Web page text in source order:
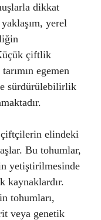
dikkat
yerel
çiftlik
egemen
sürdürülebilirlik
elindeki
Bu tohumlar,
yetiştirilmesinde
kaynaklardır.
tohumları,
veya genetik